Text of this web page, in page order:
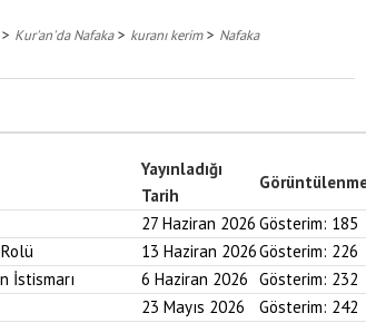
Kur'an'da Nafaka> kuranı kerim> Nafaka
Yayınladığı
Tarih
27 Haziran 2026 Gösterim: 185
13 Haziran 2026Gösterim: 226
İstismarı 6 Haziran 2026 Gösterim: 232
23 Mayıs 2026 Gösterim: 242